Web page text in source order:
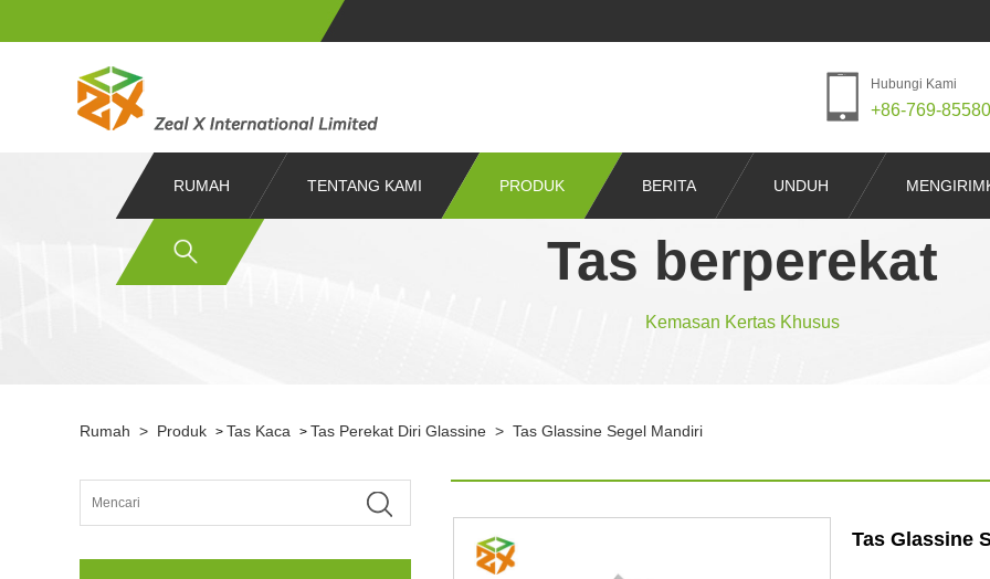
Hubungi Kami
+86-769-
RUMAH TENTANG KAMI PRODUK BERITA UNDUH
Tas berperekat
Kemasan Kertas Khusus
Rumah > Produk > Tas Kaca > Tas Perekat Diri Glassine > Tas Glassine Segel Mandiri
Tas Glassine